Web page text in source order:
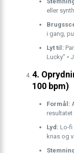
eller
i gang,
Lyt til:
Lucky” •
4.
100 bpm)
Formål:
Lyd: Lo-fi
knas og